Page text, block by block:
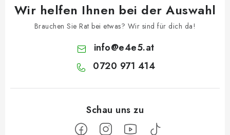
Wir helfen Ihnen bei der Auswahl
Brauchen Sie Rat bei etwas? Wir sind für dich da!
info@e4e5.at
0720 971 414